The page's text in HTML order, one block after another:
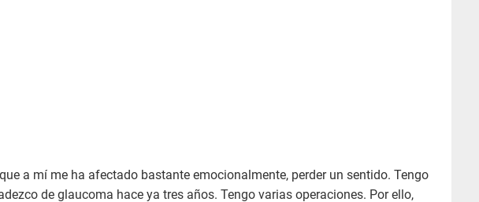
a mí me ha afectado bastante emocionalmente, perder un sentido. Tengo
de glaucoma hace ya tres años. Tengo varias operaciones. Por ello,